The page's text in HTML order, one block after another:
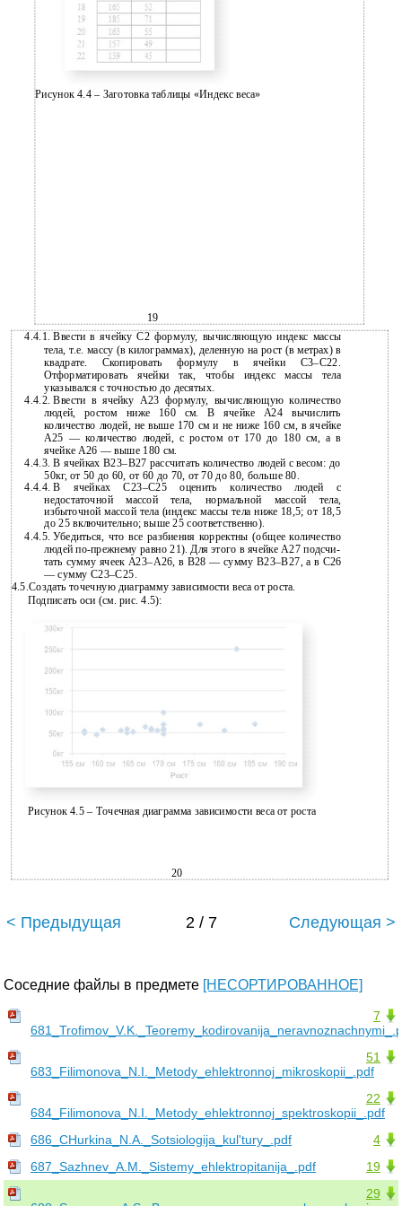
Рисунок 4.4 – Заготовка таблицы «Индекс веса»
19
4.4.1. Ввести в ячейку С2 формулу, вычисляющую индекс массы
тела, т.е. массу (в килограммах), деленную на рост (в метрах) в
квадрате. Скопировать формулу в ячейки С3–С22.
Отформатировать ячейки так, чтобы индекс массы тела
указывался с точностью до десятых.
4.4.2. Ввести в ячейку A23 формулу, вычисляющую количество
людей, ростом ниже 160 см. В ячейке A24 вычислить
количество людей, не выше 170 см и не ниже 160 см, в ячейке
A25 — количество людей, с ростом от 170 до 180 см, а в
ячейке А26 — выше 180 см.
4.4.3. В ячейкахВ23–В27 рассчитать количество людей с весом: до
50кг, от 50 до 60, от 60 до 70, от 70 до 80, больше 80.
4.4.4. В ячейкахС23–C25 оценить количество людей с
недостаточной массой тела, нормальной массой тела,
избыточной массой тела (индекс массы тела ниже 18,5; от 18,5
до 25 включительно; выше 25 соответственно).
4.4.5. Убедиться, что все разбиения корректны (общее количество
людейпо-прежнему равно 21). Для этого в ячейке A27 подсчи-
тать сумму ячеек A23–A26, в B28 — сумму B23–B27, а в C26
— сумму C23–C25.
4.5.Создать точечную диаграмму зависимости веса от роста.
Подписать оси (см. рис. 4.5):
Рисунок 4.5 – Точечная диаграмма зависимости веса от роста
20
< Предыдущая 2 / 7 Следующая >
Соседние файлы в предмете [НЕСОРТИРОВАННОЕ]
7
51
683_Filimonova_N.I._Metody_ehlektronnoj_mikroskopii_.pdf
22
684_Filimonova_N.I._Metody_ehlektronnoj_spektroskopii_.pdf
4
686_CHurkina_N.A._Sotsiologija_kul'tury_.pdf
19
687_Sazhnev_A.M._Sistemy_ehlektropitanija_.pdf
29